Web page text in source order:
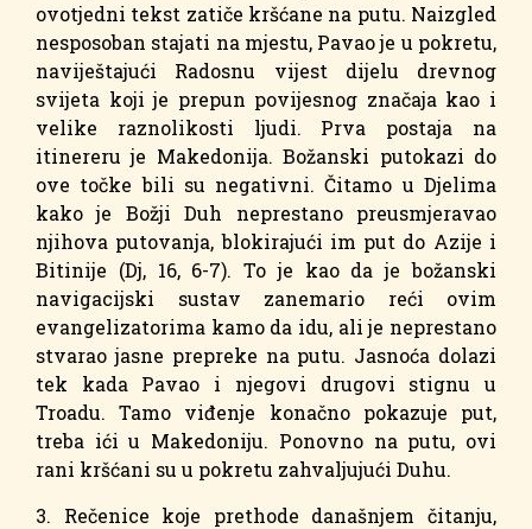
ovotjedni tekst zatiče kršćane na putu. Naizgled
nesposoban stajati na mjestu, Pavao je u pokretu,
naviještajući Radosnu vijest dijelu drevnog
svijeta koji je prepun povijesnog značaja kao i
velike raznolikosti ljudi. Prva postaja na
itinereru je Makedonija. Božanski putokazi do
ove točke bili su negativni. Čitamo u Djelima
kako je Božji Duh neprestano preusmjeravao
njihova putovanja, blokirajući im put do Azije i
Bitinije (Dj, 16, 6-7). To je kao da je božanski
navigacijski sustav zanemario reći ovim
evangelizatorima kamo da idu, ali je neprestano
stvarao jasne prepreke na putu. Jasnoća dolazi
tek kada Pavao i njegovi drugovi stignu u
Troadu. Tamo viđenje konačno pokazuje put,
treba ići u Makedoniju. Ponovno na putu, ovi
rani kršćani su u pokretu zahvaljujući Duhu.
3. Rečenice koje prethode današnjem čitanju,